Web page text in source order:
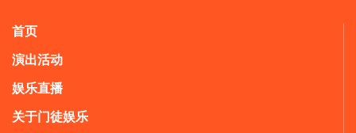
首页
演出活动
娱乐直播
关于门徒娱乐